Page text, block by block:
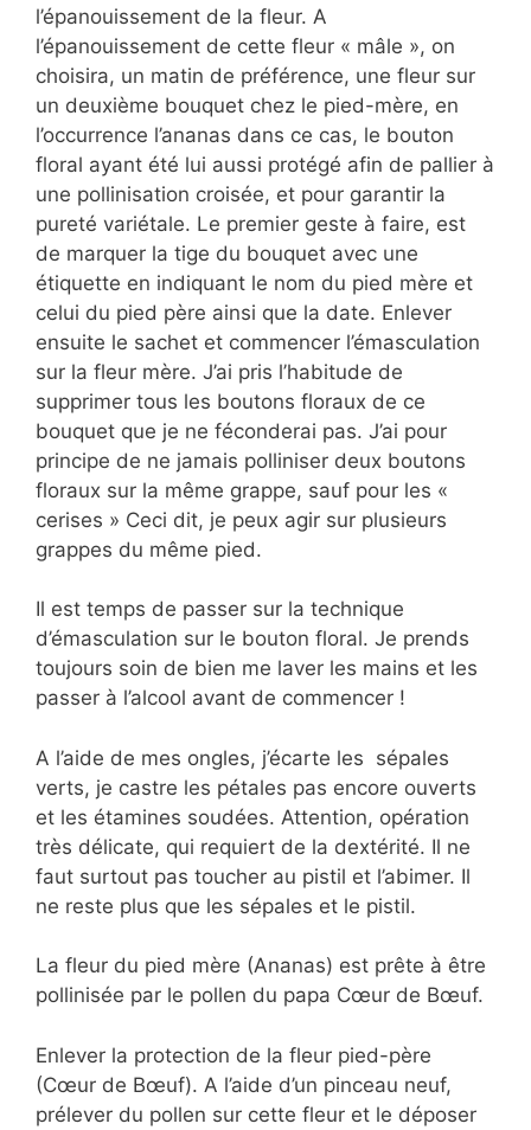
l’épanouissement de la fleur. A
l’épanouissement de cette fleur « mâle », on
choisira, un matin de préférence, une fleur sur
un deuxième bouquet chez le pied-mère, en
l’occurrence l’ananas dans ce cas, le bouton
floral ayant été lui aussi protégé afin de pallier à
une pollinisation croisée, et pour garantir la
pureté variétale. Le premier geste à faire, est
de marquer la tige du bouquet avec une
étiquette en indiquant le nom du pied mère et
celui du pied père ainsi que la date. Enlever
ensuite le sachet et commencer l’émasculation
sur la fleur mère. J’ai pris l’habitude de
supprimer tous les boutons floraux de ce
bouquet que je ne féconderai pas. J’ai pour
principe de ne jamais polliniser deux boutons
floraux sur la même grappe, sauf pour les «
cerises » Ceci dit, je peux agir sur plusieurs
grappes du même pied.
Il est temps de passer sur la technique
d’émasculation sur le bouton floral. Je prends
toujours soin de bien me laver les mains et les
passer à l’alcool avant de commencer !
A l’aide de mes ongles, j’écarte les sépales
verts, je castre les pétales pas encore ouverts
et les étamines soudées. Attention, opération
très délicate, qui requiert de la dextérité. Il ne
faut surtout pas toucher au pistil et l’abimer. Il
ne reste plus que les sépales et le pistil.
La fleur du pied mère (Ananas) est prête à être
pollinisée par le pollen du papa Cœur de Bœuf.
Enlever la protection de la fleur pied-père
(Cœur de Bœuf). A l’aide d’un pinceau neuf,
prélever du pollen sur cette fleur et le déposer